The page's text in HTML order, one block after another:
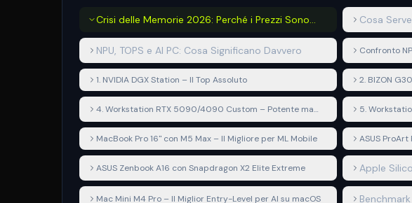
Crisi delle Memorie 2026: Perché i Prezzi Sono
Cosa
NPU, TOPS e AI PC: Cosa Significano Davvero Confronto
1. NVIDIA DGX Station – Il Top Assoluto 2. BIZON
4. Workstation RTX 5090/4090 Custom – Potente ma
Non Più Conveniente
5.
Salita)
MacBook Pro 16" con M5 Max – Il Migliore per ML Mobile ASUS
ASUS Zenbook A16 con Snapdragon X2 Elite Extreme
Apple
Completa
Mac Mini M4 Pro – Il Miglior Entry-Level per AI su macOS